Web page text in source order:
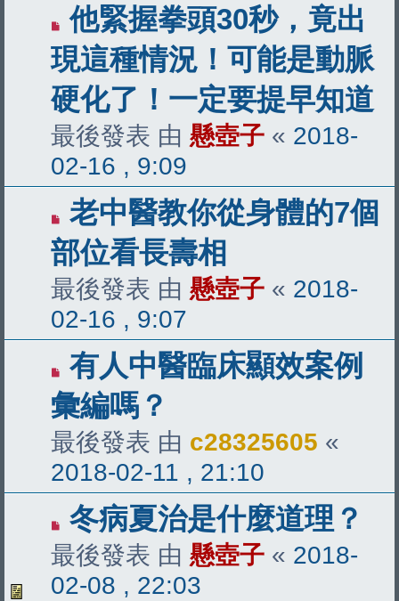
他緊握拳頭30秒，竟出
現這種情況！可能是動脈
硬化了！一定要提早知道
最後發表 由 懸壺子 « 2018-
02-16 , 9:09
老中醫教你從身體的7個
部位看長壽相
最後發表 由 懸壺子 « 2018-
02-16 , 9:07
有人中醫臨床顯效案例
彙編嗎？
最後發表 由 c28325605 «
2018-02-11 , 21:10
冬病夏治是什麼道理？
最後發表 由 懸壺子 « 2018-
02-08 , 22:03